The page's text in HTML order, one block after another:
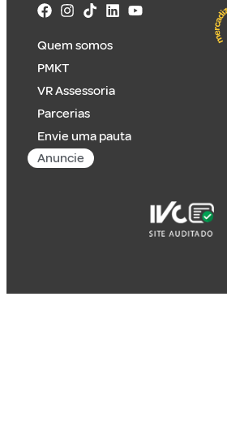
Quem somos
PMKT
VR Assessoria
Parcerias
Envie uma pauta
Anuncie